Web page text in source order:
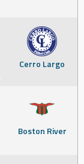
Cerro Largo
Boston River